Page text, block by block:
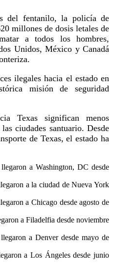
del fentanilo, la policía de
millones de dosis letales de
a todos los hombres,
Unidos, México y Canadá
ilegales hacia el estado en
misión de seguridad
Texas significan menos
ciudades santuario. Desde
de Texas, el estado ha
a Washington, DC desde
a la ciudad de Nueva York
a Chicago desde agosto de
a Filadelfia desde noviembre
a Denver desde mayo de
a Los Ángeles desde junio